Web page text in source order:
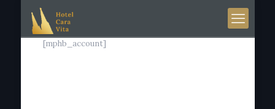
[mphb_account]